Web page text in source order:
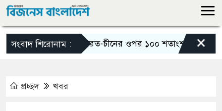
সংবাদ শিরোনাম :ভারত-চীনের ওপর ১০০ শতাংশ শুল্ক আরোপের
×
প্রচ্ছদ খবর